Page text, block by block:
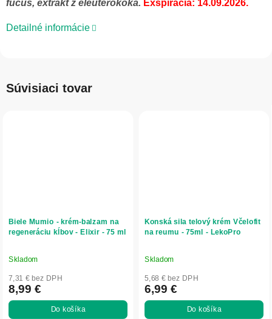
fucus, extrakt z eleuterokoka. Exspirácia: 14.09.2026.
Detailné informácie
Súvisiaci tovar
Biele Mumio - krém-balzam na
regeneráciu kĺbov - Elixir - 75 ml
Priemerné
hodnotenie
produktu
je
4,8
Skladom
7,31 € bez DPH
8,99 €
Do košíka
Konská sila telový krém Včelofit
na reumu - 75ml - LekoPro
Priemerné
hodnotenie
produktu
je
5,0
Skladom
5,68 € bez DPH
6,99 €
Do košíka